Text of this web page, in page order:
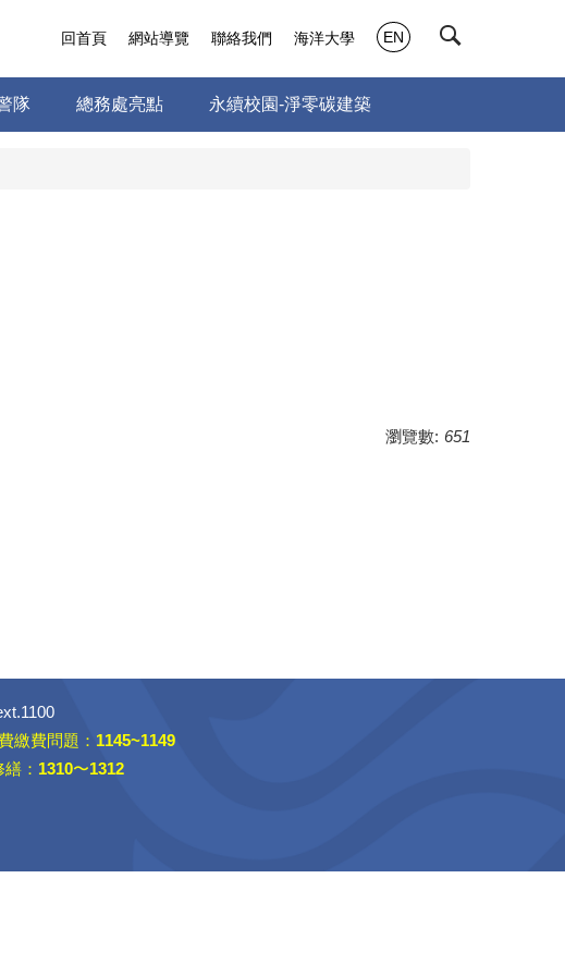
隊 總務處亮點 永續校園-淨零碳建築
回首頁 網站導覽 聯絡我們 海洋大學 EN
瀏覽數: 651
費問題： 1145~1149
： 1310〜1312